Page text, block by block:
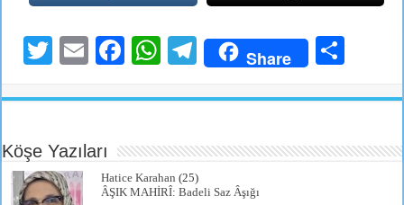
T
tte
r
E
ail
Fa
bo
W
ts
pp
Te
gr
m
Share
re
Köşe Yazıları
Hatice Karahan (25)
ÂŞIK MAHİRÎ: Badeli Saz Âşığı